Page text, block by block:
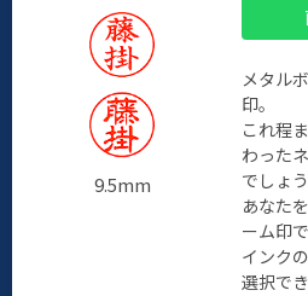
9.5mm
メタル
印。
これ程
わった
でしょ
あなた
ーム印で
インク
選択でき